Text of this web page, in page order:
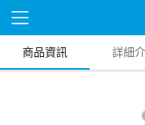
商品資訊 詳細